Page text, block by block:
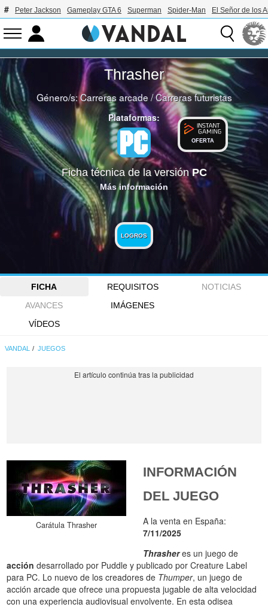
Peter Jackson Gameplay GTA 6 Superman Spider-Man El Señor de los
Thrasher
Género/s:Carreras arcade /Carreras futuristas
Plataformas:
OFERTA
Ficha técnica de la versiónPC
Más información
LOGROS
FICHA REQUISITOS
NOTICIAS
AVANCES
IMÁGENES
VÍDEOS
VANDAL JUEGOS
Carátula Thrasher
INFORMACIÓN
DEL JUEGO
A la venta en España:
7/11/2025
Thrasheres un juego de
acción desarrollado por Puddle y publicado por Creature Label
para PC. Lo nuevo de los creadores de Thumper, un juego de
acción arcade que ofrece una propuesta jugable de alta velocidad
con una experiencia audiovisual envolvente. En esta odisea